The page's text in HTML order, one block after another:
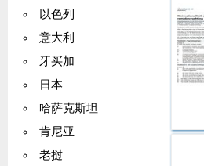
以色列
意大利
牙买加
日本
哈萨克斯坦
肯尼亚
老挝